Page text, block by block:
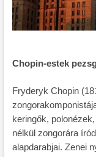
Chopin-estek
Fryderyk Chopin
keringők,
nélkül zongorára
alapdarabjai. Zenei